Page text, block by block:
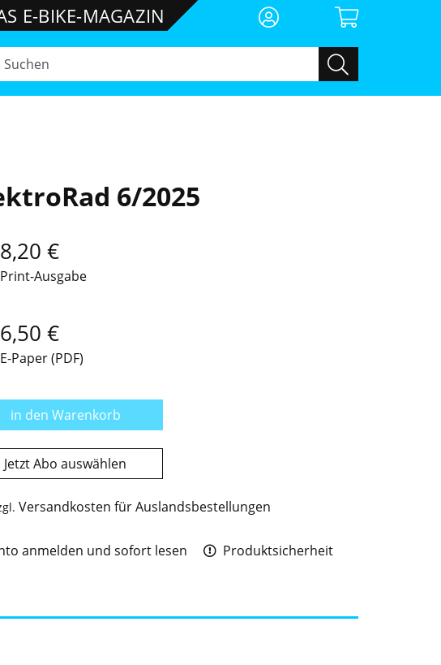
E-BIKE-MAGAZIN
6/2025
8,20 €
Print-Ausgabe
6,50 €
E-Paper (PDF)
in den Warenkorb
Jetzt Abo auswählen
Versandkosten für Auslandsbestellungen
anmelden und sofort lesen Produktsicherheit